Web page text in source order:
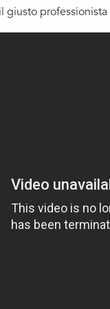
giusto professionista